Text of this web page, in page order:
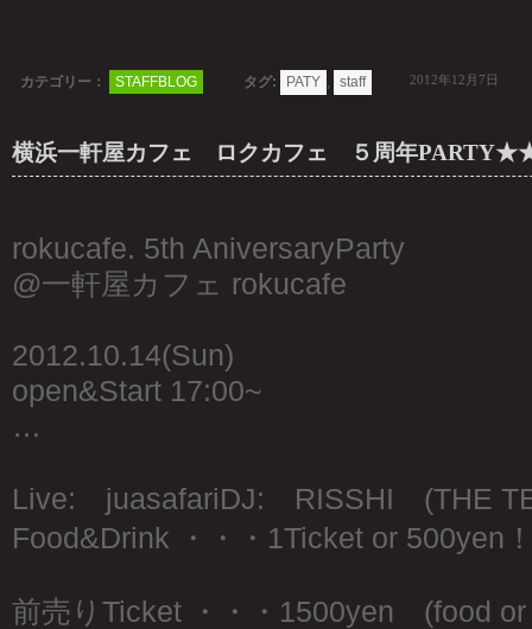
カテゴリー： STAFFBLOG タグ: PATY , staff 2012年12月7日
横浜一軒屋カフェ ロクカフェ ５周年
rokucafe. 5th AniversaryParty
@一軒屋カフェ rokucafe
2012.10.14(Sun)
open&Start 17:00~
…
Live: juasafariDJ: RISSHI (THE
Food&Drink ・・・1Ticket or 500yen
前売りTicket ・・・1500yen (food